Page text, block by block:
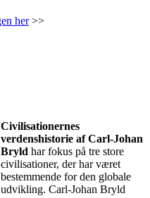
her>>
Civilisationernes
verdenshistorie af Carl-Johan
Bryld har fokus på tre store
civilisationer, der har været
bestemmende for den globale
udvikling. Carl-Johan Bryld